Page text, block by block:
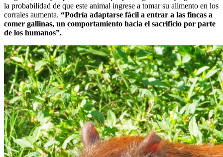
la probabilidad de que este animal ingrese a tomar su alimento en los
corrales aumenta. “Podría adaptarse fácil a entrar a las fincas a
comer gallinas, un comportamiento hacia el sacrificio por parte
de los humanos”.